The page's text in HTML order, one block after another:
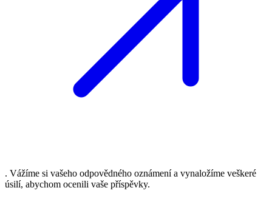
. Vážíme si vašeho odpovědného oznámení a vynaložíme veškeré
úsilí, abychom ocenili vaše příspěvky.